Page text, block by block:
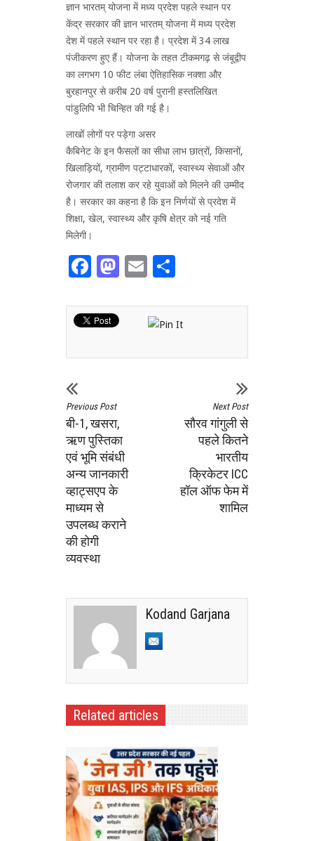
ज्ञान भारतम् योजना में मध्य प्रदेश पहले स्थान पर
केंद्र सरकार की ज्ञान भारतम् योजना में मध्य प्रदेश
देश में पहले स्थान पर रहा है। प्रदेश में 34 लाख
पंजीकरण हुए हैं। योजना के तहत टीकमगढ़ से जंबूद्वीप
का लगभग 10 फीट लंबा ऐतिहासिक नक्शा और
बुरहानपुर से करीब 20 वर्ष पुरानी हस्तलिखित
पांडुलिपि भी चिन्हित की गई है।
लाखों लोगों पर पड़ेगा असर
कैबिनेट के इन फैसलों का सीधा लाभ छात्रों, किसानों,
खिलाड़ियों, ग्रामीण पट्टाधारकों, स्वास्थ्य सेवाओं और
रोजगार की तलाश कर रहे युवाओं को मिलने की उम्मीद
है। सरकार का कहना है कि इन निर्णयों से प्रदेश में
शिक्षा, खेल, स्वास्थ्य और कृषि क्षेत्र को नई गति
मिलेगी।
Facebook
Mastodon
Email
Previous Post
बी-1, खसरा,
ऋण पुस्तिका
एवं भूमि संबंधी
अन्य जानकारी
व्हाट्सएप के
माध्यम से
उपलब्ध कराने
की होगी
व्यवस्था
Next Post
सौरव गांगुली से
पहले कितने
भारतीय
क्रिकेटर ICC
हॉल ऑफ फेम में
शामिल
Kodand Garjana
Related articles